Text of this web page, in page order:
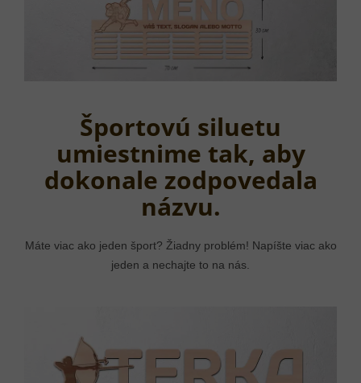
Športovú siluetu
umiestnime tak, aby
dokonale zodpovedala
názvu.
Máte viac ako jeden šport? Žiadny problém! Napíšte viac ako
jeden a nechajte to na nás.